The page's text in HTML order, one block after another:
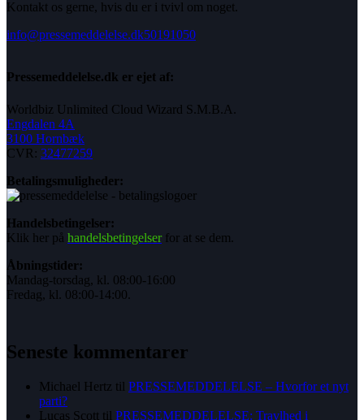
Kontakt os gerne, hvis du er i tvivl om noget.
info@pressemeddelelse.dk50191050
Pressemeddelelse.dk er ejet af:
Worldbiz Unlimited Cloud Wizard S.M.B.A.
Engdalen 4A
3100 Hornbæk
CVR: 32477259
Betalingsmuligheder:
Handelsbetingelser:
Klik her på handelsbetingelserfor at se dem.
Åbningstider:
Mandag-torsdag, kl. 08:00-16:00
Fredag, kl. 08:00-14:00.
Seneste kommentarer
Michael Hertz til PRESSEMEDDELELSE – Hvorfor et nyt
parti?
Lucas Scott til PRESSEMEDDELELSE: Travlhed i